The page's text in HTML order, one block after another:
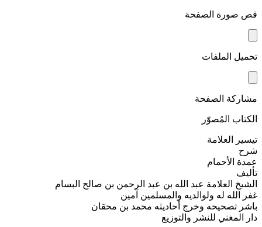
قص صورة الصفحة
تحميل الملفات
مشاركة الصفحة
الكتاب المُصوّر
تيسير العلامة
شرح
عمدة الأحمام
تأليف
الشيخ العلامة عبد الله بن عبد الرحمن بن صالح البسام
غفر الله له ولوالديه والمسلمين آمين
باشر تصحيحه وخرج أحاديثه محمد بن محقان
دار المغني للنشر والتوزيع